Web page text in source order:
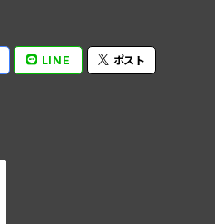
LINE ポスト